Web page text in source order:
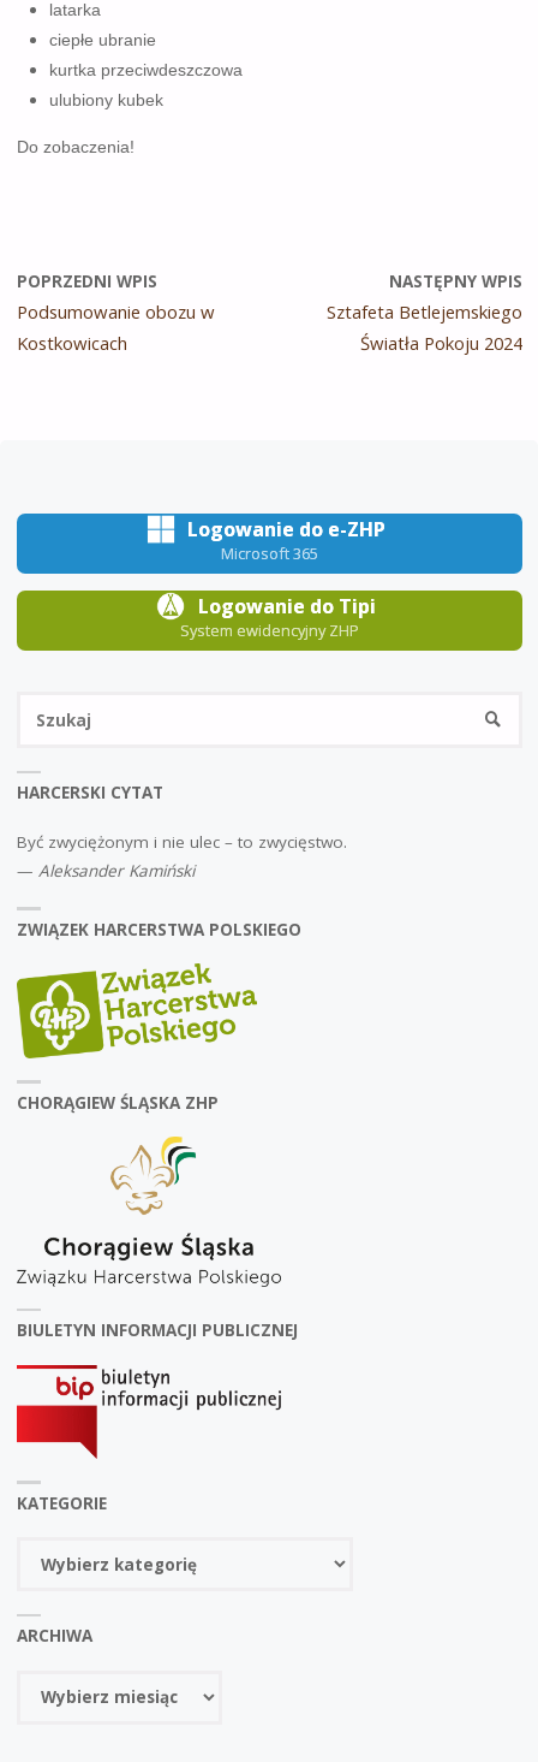
latarka
ciepłe ubranie
kurtka przeciwdeszczowa
ulubiony kubek
Do zobaczenia!
POPRZEDNI WPIS
Podsumowanie obozu w
Kostkowicach
NASTĘPNY WPIS
Sztafeta Betlejemskiego
Światła Pokoju 2024
Logowanie do e-ZHP
Microsoft 365
Logowanie do Tipi
System ewidencyjny ZHP
HARCERSKI CYTAT
Być zwyciężonym i nie ulec – to zwycięstwo.
— Aleksander Kamiński
ZWIĄZEK HARCERSTWA POLSKIEGO
CHORĄGIEW ŚLĄSKA ZHP
BIULETYN INFORMACJI PUBLICZNEJ
KATEGORIE
ARCHIWA